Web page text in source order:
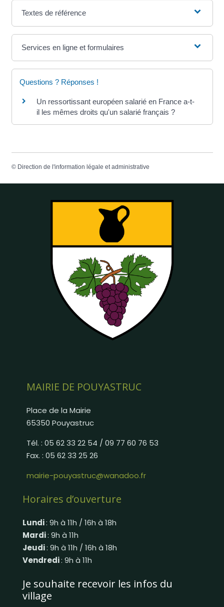
Textes de référence
Services en ligne et formulaires
Questions ? Réponses !
Un ressortissant européen salarié en France a-t-
il les mêmes droits qu'un salarié français ?
© Direction de l'information légale et administrative
MAIRIE DE POUYASTRUC
Place de la Mairie
65350 Pouyastruc
Tél. : 05 62 33 22 54 / 09 77 60 76 53
Fax. : 05 62 33 25 26
mairie-pouyastruc@wanadoo.fr
Horaires d’ouverture
Lundi: 9h à 11h / 16h à 18h
Mardi: 9h à 11h
Jeudi: 9h à 11h / 16h à 18h
Vendredi: 9h à 11h
Je souhaite recevoir les infos du
village